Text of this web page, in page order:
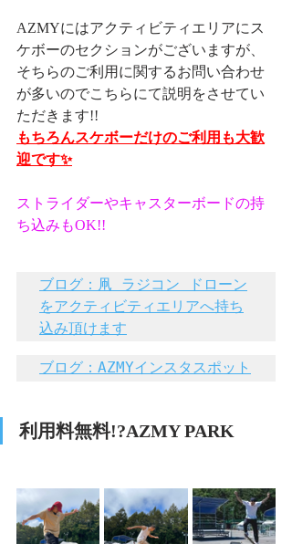
AZMYにはアクティビティエリアにス
ケボーのセクションがございますが、
そちらのご利用に関するお問い合わせ
が多いのでこちらにて説明をさせてい
ただきます!!
もちろんスケボーだけのご利用も大歓
迎です✨
ストライダーやキャスターボードの持
ち込みもOK!!
ブログ：凧 ラジコン ドローン
をアクティビティエリアへ持ち
込み頂けます
ブログ：AZMYインスタスポット
利用料無料!?AZMY PARK